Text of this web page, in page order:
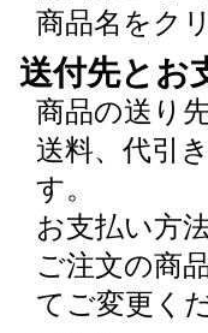
商品名をク
送付先とお
商品の送り
送料、代引
す。
お支払い方
ご注文の商
てご変更く